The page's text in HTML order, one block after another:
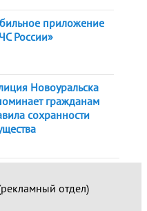
приложение
России»
Новоуральска
гражданам
сохранности
отдел)